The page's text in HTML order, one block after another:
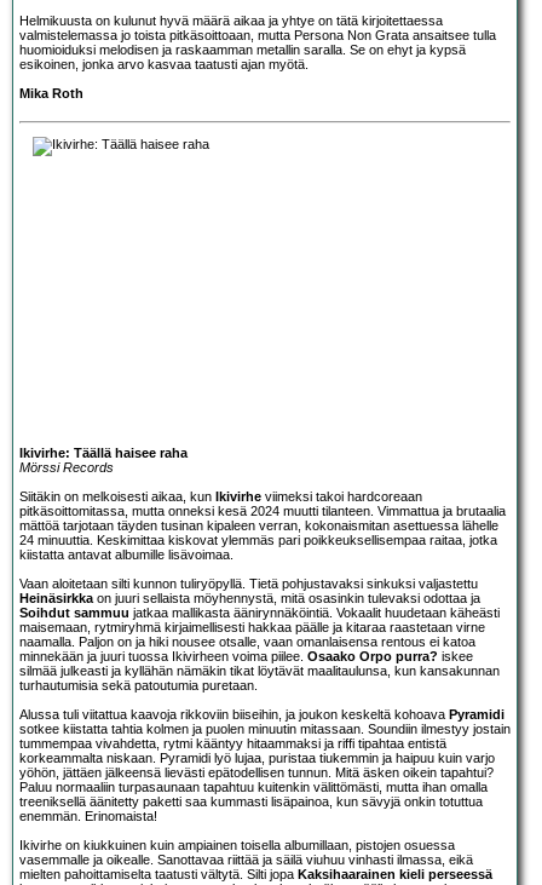
Helmikuusta on kulunut hyvä määrä aikaa ja yhtye on tätä kirjoitettaessa
valmistelemassa jo toista pitkäsoittoaan, mutta Persona Non Grata ansaitsee tulla
huomioiduksi melodisen ja raskaamman metallin saralla. Se on ehyt ja kypsä
esikoinen, jonka arvo kasvaa taatusti ajan myötä.
Mika Roth
Ikivirhe: Täällä haisee raha
Mörssi Records
Siitäkin on melkoisesti aikaa, kun Ikivirhe viimeksi takoi hardcoreaan
pitkäsoittomitassa, mutta onneksi kesä 2024 muutti tilanteen. Vimmattua ja brutaalia
mättöä tarjotaan täyden tusinan kipaleen verran, kokonaismitan asettuessa lähelle
24 minuuttia. Keskimittaa kiskovat ylemmäs pari poikkeuksellisempaa raitaa, jotka
kiistatta antavat albumille lisävoimaa.
Vaan aloitetaan silti kunnon tuliryöpyllä. Tietä pohjustavaksi sinkuksi valjastettu
Heinäsirkka on juuri sellaista möyhennystä, mitä osasinkin tulevaksi odottaa ja
Soihdut sammuu jatkaa mallikasta äänirynnäköintiä. Vokaalit huudetaan käheästi
maisemaan, rytmiryhmä kirjaimellisesti hakkaa päälle ja kitaraa raastetaan virne
naamalla. Paljon on ja hiki nousee otsalle, vaan omanlaisensa rentous ei katoa
minnekään ja juuri tuossa Ikivirheen voima piilee. Osaako Orpo purra? iskee
silmää julkeasti ja kyllähän nämäkin tikat löytävät maalitaulunsa, kun kansakunnan
turhautumisia sekä patoutumia puretaan.
Alussa tuli viitattua kaavoja rikkoviin biiseihin, ja joukon keskeltä kohoava Pyramidi
sotkee kiistatta tahtia kolmen ja puolen minuutin mitassaan. Soundiin ilmestyy jostain
tummempaa vivahdetta, rytmi kääntyy hitaammaksi ja riffi tipahtaa entistä
korkeammalta niskaan. Pyramidi lyö lujaa, puristaa tiukemmin ja haipuu kuin varjo
yöhön, jättäen jälkeensä lievästi epätodellisen tunnun. Mitä äsken oikein tapahtui?
Paluu normaaliin turpasaunaan tapahtuu kuitenkin välittömästi, mutta ihan omalla
treeniksellä äänitetty paketti saa kummasti lisäpainoa, kun sävyjä onkin totuttua
enemmän. Erinomaista!
Ikivirhe on kiukkuinen kuin ampiainen toisella albumillaan, pistojen osuessa
vasemmalle ja oikealle. Sanottavaa riittää ja säilä viuhuu vinhasti ilmassa, eikä
mielten pahoittamiselta taatusti vältytä. Silti jopa Kaksihaarainen kieli perseessä